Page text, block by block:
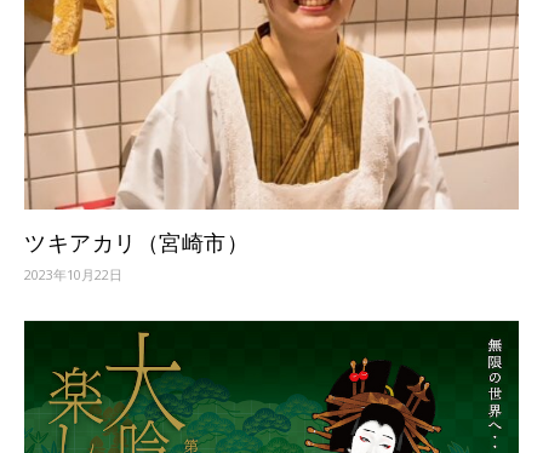
ツキアカリ（宮崎市）
2023年10月22日